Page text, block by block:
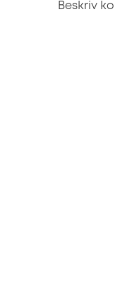
Beskriv